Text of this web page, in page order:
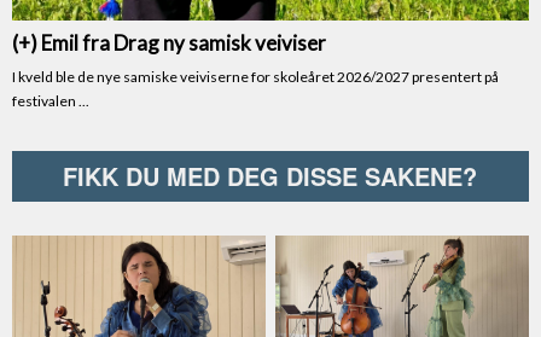
FIKK DU MED DEG DISSE SAKENE?